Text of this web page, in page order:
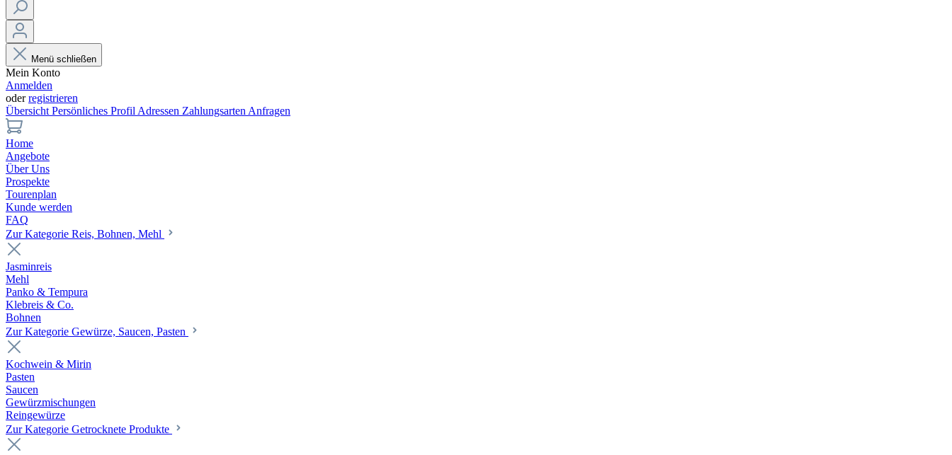
Menü schließen
Mein Konto
Anmelden
oderregistrieren
Übersicht Persönliches Profil Adressen Zahlungsarten Anfragen
Home
Angebote
Über Uns
Prospekte
Tourenplan
Kunde werden
FAQ
Zur Kategorie Reis, Bohnen, Mehl
Jasminreis
Mehl
Panko & Tempura
Klebreis & Co.
Bohnen
Zur Kategorie Gewürze, Saucen, Pasten
Kochwein & Mirin
Pasten
Saucen
Gewürzmischungen
Reingewürze
Zur Kategorie Getrocknete Produkte